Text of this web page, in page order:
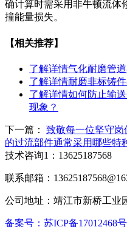
确计算时需采用非牛顿流体
撞能量损失。
【相关推荐】
了解详情气化耐磨管
了解详情耐磨非标铸
了解详情如何防止输
现象？
下一篇： 致敬每一位坚守岗
的过流部件通常采用哪些特
技术咨询1：13625187568
联系邮箱：
公司地址：靖江市新桥工业
备案号：苏ICP备17012468号